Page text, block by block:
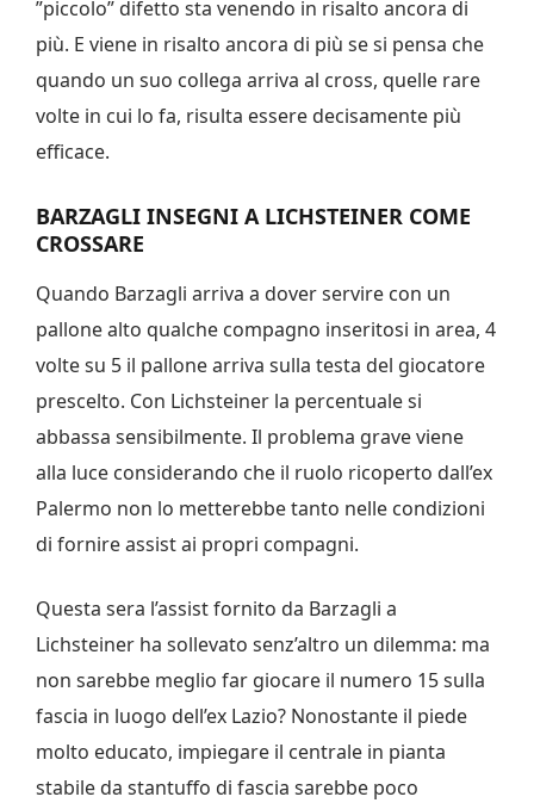
”piccolo” difetto sta venendo in risalto ancora di
più. E viene in risalto ancora di più se si pensa che
quando un suo collega arriva al cross, quelle rare
volte in cui lo fa, risulta essere decisamente più
efficace.
BARZAGLI INSEGNI A LICHSTEINER COME
CROSSARE
Quando Barzagli arriva a dover servire con un
pallone alto qualche compagno inseritosi in area, 4
volte su 5 il pallone arriva sulla testa del giocatore
prescelto. Con Lichsteiner la percentuale si
abbassa sensibilmente. Il problema grave viene
alla luce considerando che il ruolo ricoperto dall’ex
Palermo non lo metterebbe tanto nelle condizioni
di fornire assist ai propri compagni.
Questa sera l’assist fornito da Barzagli a
Lichsteiner ha sollevato senz’altro un dilemma: ma
non sarebbe meglio far giocare il numero 15 sulla
fascia in luogo dell’ex Lazio? Nonostante il piede
molto educato, impiegare il centrale in pianta
stabile da stantuffo di fascia sarebbe poco